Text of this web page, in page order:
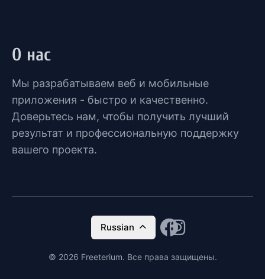
О нас
Мы разрабатываем веб и мобильные
приложения - быстро и качественно.
Доверьтесь нам, чтобы получить лучший
результат и профессиональную поддержку
вашего проекта.
Russian
© 2026 Freeterium. Все права защищены.